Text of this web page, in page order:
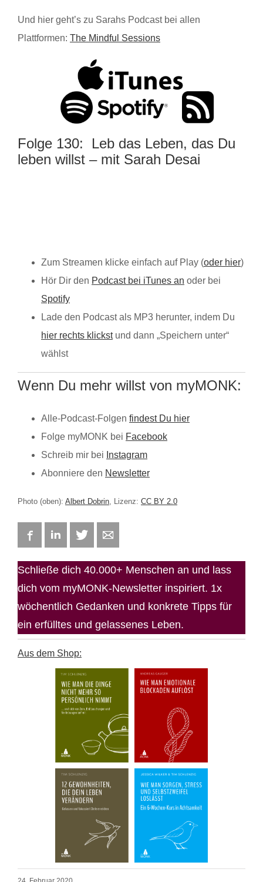
Und hier geht’s zu Sarahs Podcast bei allen
Plattformen: The Mindful Sessions
Folge 130: Leb das Leben, das Du
leben willst – mit Sarah Desai
Zum Streamen klicke einfach auf Play (oder hier)
Hör Dir den Podcast bei iTunes an oder bei
Spotify
Lade den Podcast als MP3 herunter, indem Du
hier rechts klickstund dann „Speichern unter“
wählst
Wenn Du mehr willst von myMONK:
Alle-Podcast-Folgen findest Du hier
Folge myMONK bei Facebook
Schreib mir bei Instagram
Abonniere den Newsletter
Photo (oben): Albert Dobrin , Lizenz: CC BY 2.0
FacebookLinkedIn Twitter
Schließe dich 40.000+ Menschen an und lass
dich vom myMONK-Newsletter inspiriert. 1x
wöchentlich Gedanken und konkrete Tipps für
ein erfülltes und gelassenes Leben.
Aus dem Shop: